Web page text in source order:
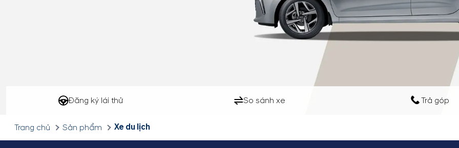
Đăng ký lái thử So sánh xe Trả góp
Trang chủ Sản phẩm Xe du lịch